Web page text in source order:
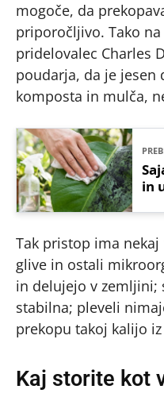
mogoče, da
priporočljivo. Tako
pridelovalec Charles
poudarja, da je jesen
komposta in mulča,
in
Tak pristop ima
glive in ostali
in delujejo v zemljini;
stabilna; pleveli
prekopu takoj kalijo
Kaj storite kot